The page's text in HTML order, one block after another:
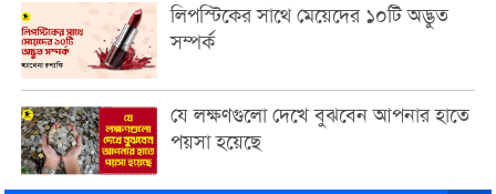
লিপস্টিকের সাথে মেয়েদের ১০টি অদ্ভুত
সম্পর্ক
যে লক্ষণগুলো দেখে বুঝবেন আপনার হাতে
পয়সা হয়েছে